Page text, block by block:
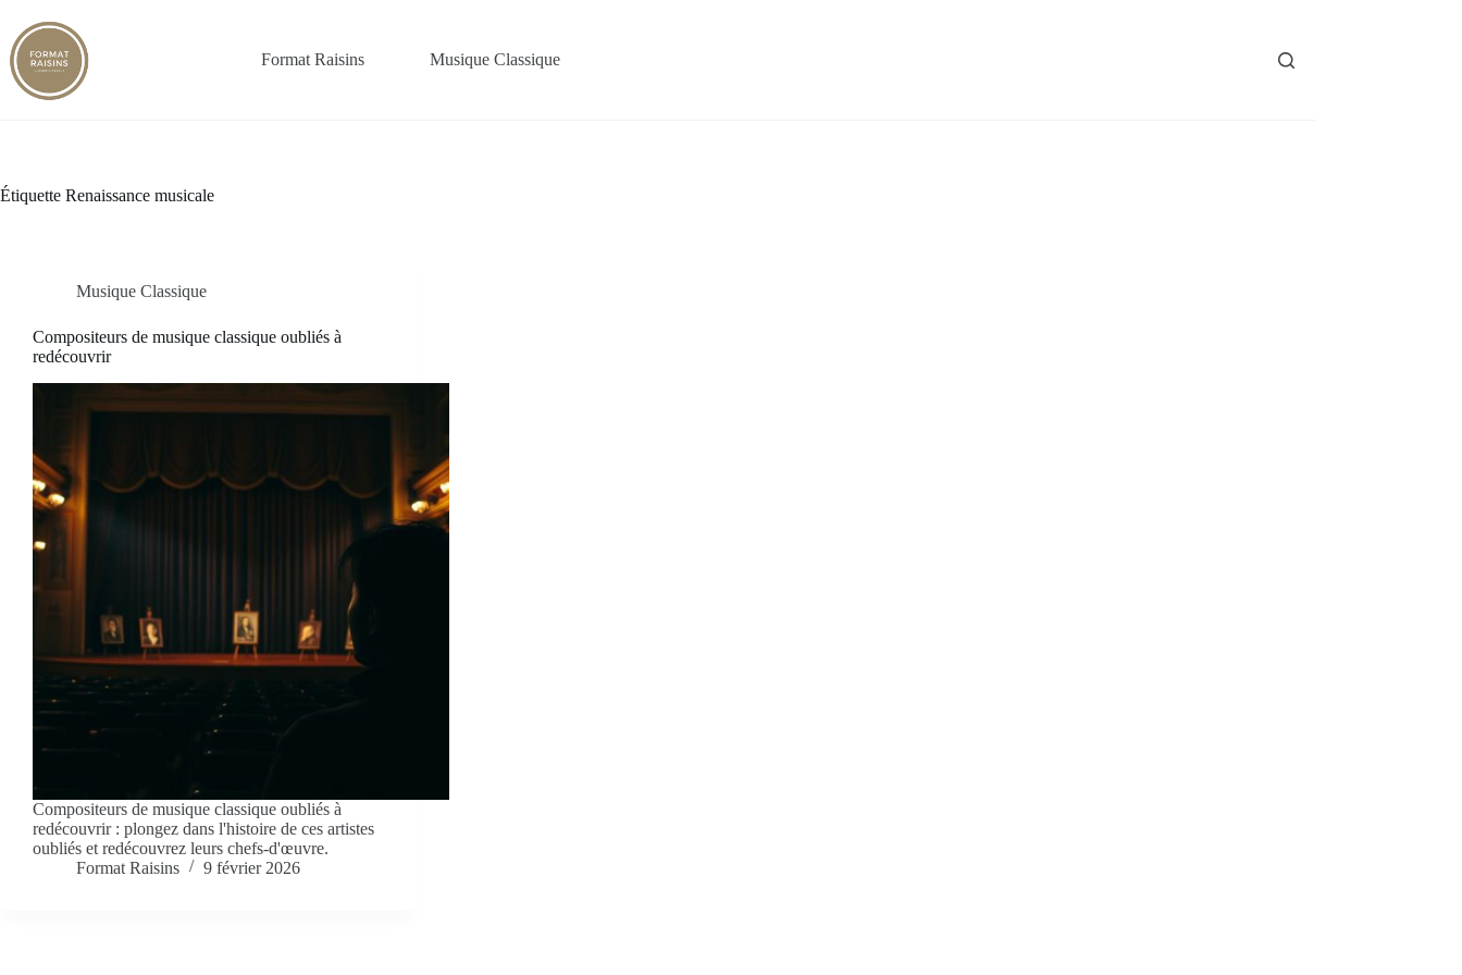
contenu
Format Raisins Musique Classique
Étiquette Renaissance musicale
Musique Classique
Compositeurs de musique classique oubliés à
redécouvrir
Compositeurs de musique classique oubliés à
redécouvrir : plongez dans l'histoire de ces artistes
oubliés et redécouvrez leurs chefs-d'œuvre.
Format Raisins
9 février 2026